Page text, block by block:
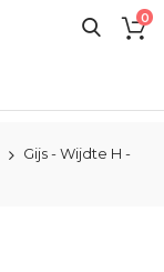
0
Gijs - Wijdte H -